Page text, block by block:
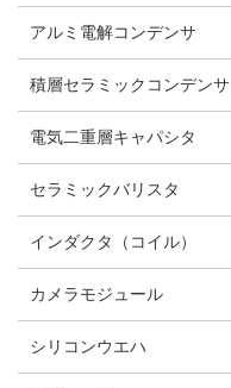
アルミ電解コンデンサ
積層セラミックコンデンサ
電気二重層キャパシタ
セラミックバリスタ
インダクタ（コイル）
カメラモジュール
シリコンウエハ